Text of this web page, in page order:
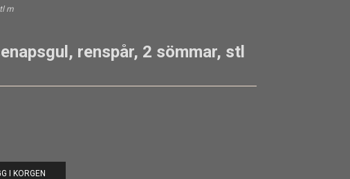
m
renspår, 2 sömmar, stl
I KORGEN